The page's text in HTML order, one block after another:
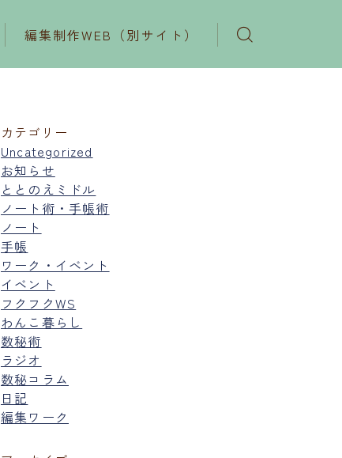
編集制作WEB（別サイト）
カテゴリー
Uncategorized
お知らせ
ととのえミドル
ノート術・手帳術
ノート
手帳
ワーク・イベント
イベント
フクフクWS
わんこ暮らし
数秘術
ラジオ
数秘コラム
日記
編集ワーク